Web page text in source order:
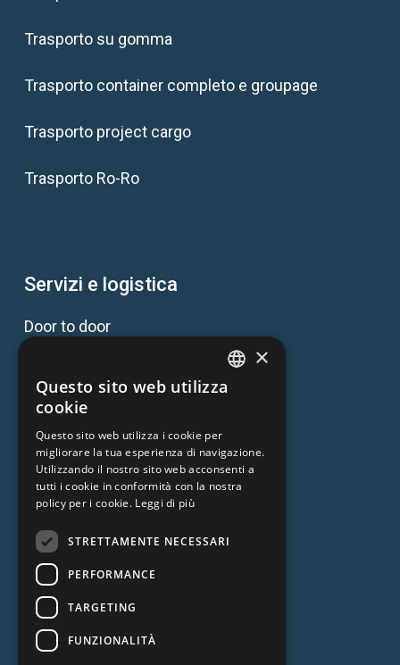
Trasporto su gomma
Trasporto container completo e groupage
Trasporto project cargo
Trasporto Ro-Ro
Servizi e logistica
Door to door
Consulenza doganale, assicurativa e
documentale
Assistenza imbarco / sbarco
Magazzinaggio
×
Questo sito web utilizza
cookie
Questo sito web utilizza i cookie per
migliorare la tua esperienza di navigazione.
Utilizzando il nostro sito web acconsenti a
tutti i cookie in conformità con la nostra
policy per i cookie. Leggi di più
STRETTAMENTE NECESSARI
PERFORMANCE
TARGETING
FUNZIONALITÀ